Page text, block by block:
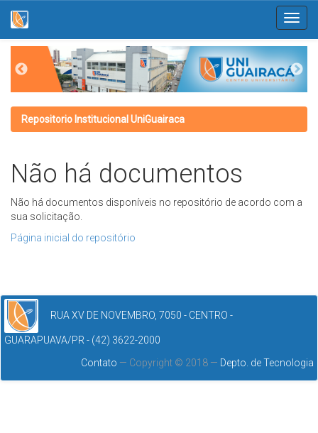
navigation
Repositorio Institucional UniGuairaca
Não há documentos
Não há documentos disponíveis no repositório de acordo com a
sua solicitação.
Página inicial do repositório
RUA XV DE NOVEMBRO, 7050 - CENTRO -
GUARAPUAVA/PR - (42) 3622-2000
Contato — Copyright © 2018 — Depto. de Tecnologia